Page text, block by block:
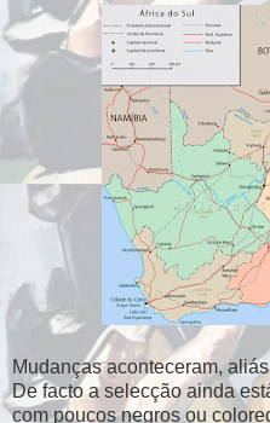
Mudanças aconteceram,
De facto a selecção ainda
com poucos negros ou